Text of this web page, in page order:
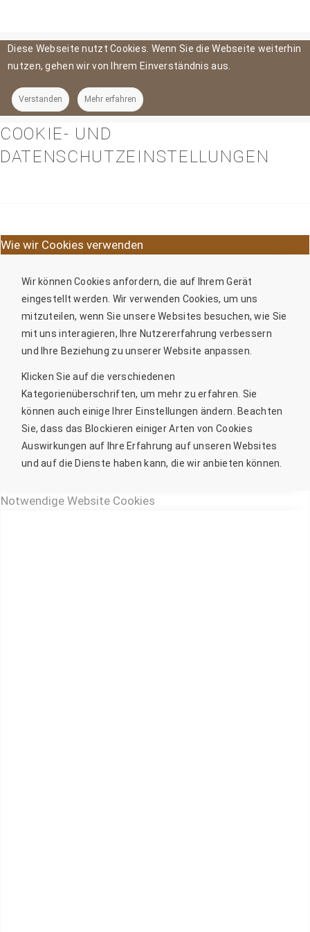
Diese Webseite nutzt Cookies. Wenn Sie die Webseite weiterhin
nutzen, gehen wir von Ihrem Einverständnis aus.
Verstanden Mehr erfahren
COOKIE- UND
DATENSCHUTZEINSTELLUNGEN
Wie wir Cookies verwenden
Wir können Cookies anfordern, die auf Ihrem Gerät
eingestellt werden. Wir verwenden Cookies, um uns
mitzuteilen, wenn Sie unsere Websites besuchen, wie Sie
mit uns interagieren, Ihre Nutzererfahrung verbessern
und Ihre Beziehung zu unserer Website anpassen.
Klicken Sie auf die verschiedenen
Kategorienüberschriften, um mehr zu erfahren. Sie
können auch einige Ihrer Einstellungen ändern. Beachten
Sie, dass das Blockieren einiger Arten von Cookies
Auswirkungen auf Ihre Erfahrung auf unseren Websites
und auf die Dienste haben kann, die wir anbieten können.
Notwendige Website Cookies